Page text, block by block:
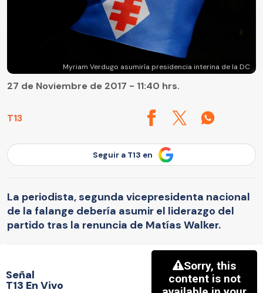
Myriam Verdugo asumiría presidencia interina de la DC
T13
27 de Noviembre de 2017 - 11:40 hrs.
Seguir a T13 en
La periodista, segunda vicepresidenta nacional
de la falange debería asumir el liderazgo del
partido tras la renuncia de Matías Walker.
Señal
T13 En Vivo